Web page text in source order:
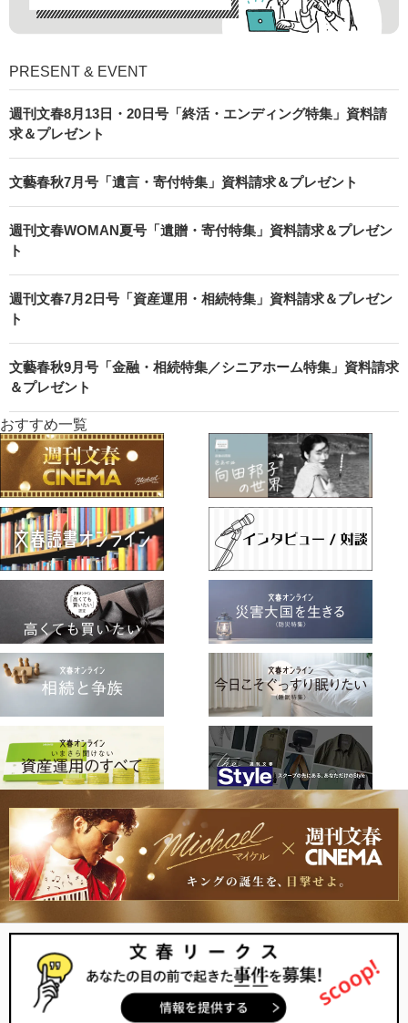
PRESENT & EVENT
週刊文春8月13日・20日号「終活・エンディング特集」資料請
求＆プレゼント
文藝春秋7月号「遺言・寄付特集」資料請求＆プレゼント
週刊文春WOMAN夏号「遺贈・寄付特集」資料請求＆プレゼン
ト
週刊文春7月2日号「資産運用・相続特集」資料請求＆プレゼン
ト
文藝春秋9月号「金融・相続特集／シニアホーム特集」資料請求
＆プレゼント
おすすめ一覧